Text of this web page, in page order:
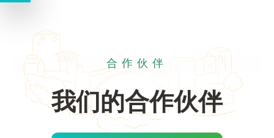
合作伙伴
我们的合作伙伴